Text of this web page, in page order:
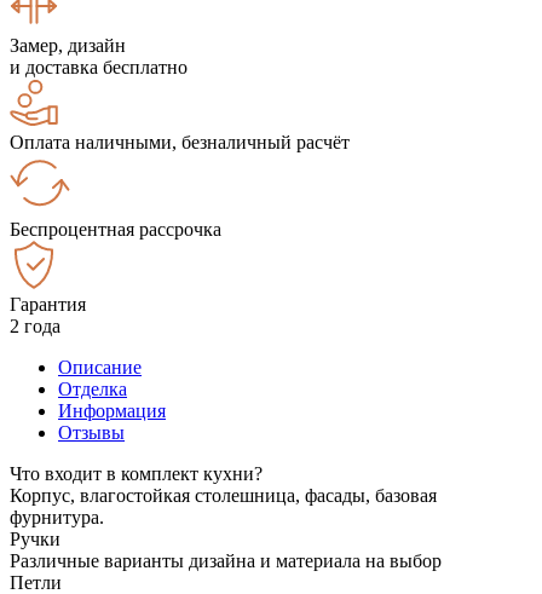
Замер, дизайн
и доставка бесплатно
Оплата наличными, безналичный расчёт
Беспроцентная рассрочка
Гарантия
2 года
Описание
Отделка
Информация
Отзывы
Что входит в комплект кухни?
Корпус, влагостойкая столешница, фасады, базовая
фурнитура.
Ручки
Различные варианты дизайна и материала на выбор
Петли